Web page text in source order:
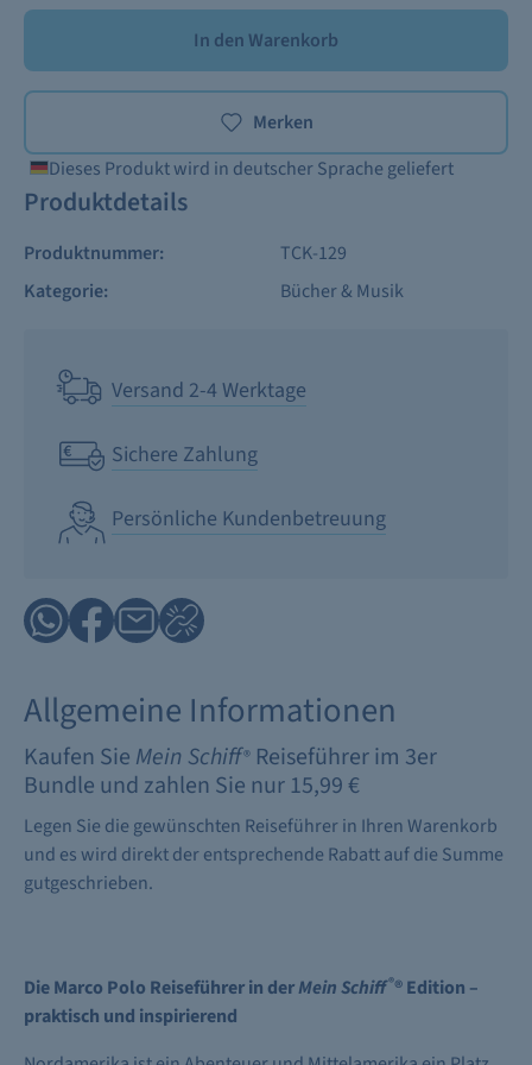
In den Warenkorb
Merken
Dieses Produkt wird in deutscher Sprache geliefert
Produktdetails
Produktnummer:
TCK-129
Kategorie:
Bücher & Musik
Versand 2-4 Werktage
Sichere Zahlung
Persönliche Kundenbetreuung
Allgemeine Informationen
Kaufen Sie Mein Schiff® Reiseführer im 3er
Bundle und zahlen Sie nur 15,99 €
Legen Sie die gewünschten Reiseführer in Ihren Warenkorb
und es wird direkt der entsprechende Rabatt auf die Summe
gutgeschrieben.
Die Marco Polo Reiseführer in derMein Schiff®® Edition –
praktisch und inspirierend